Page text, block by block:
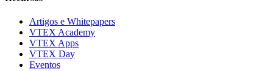
Artigos e Whitepapers
VTEX Academy
VTEX Apps
VTEX Day
Eventos